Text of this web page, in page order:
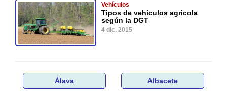
Vehículos
Tipos de vehículos agricola
según la DGT
4 dic. 2015
Álava Albacete